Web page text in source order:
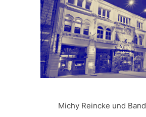
Michy Reincke und Band